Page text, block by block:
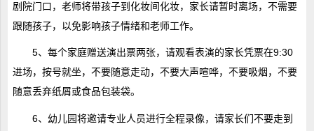
剧院门口，老师将带孩子到化妆间化妆，家长请暂时离场，不需要
跟随孩子，以免影响孩子情绪和老师工作。
5、每个家庭赠送演出票两张，请观看表演的家长凭票在9:30
进场，按号就坐，不要随意走动，不要大声喧哗，不要吸烟，不要
随意丢弃纸屑或食品包装袋。
6、幼儿园将邀请专业人员进行全程录像，请家长们不要走到